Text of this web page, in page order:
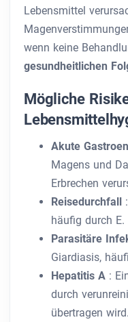
Lebensmittel
wenn keine
gesundheitlichen
Mögliche
Akute
Magens und
Erbrechen
Reisedurchfall
häufig durch
Parasitäre
Giardiasis,
Hepatitis A :
durch
übertragen wird.